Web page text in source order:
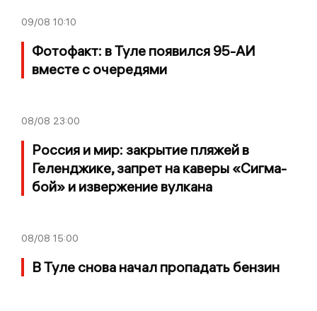
09/08 10:10
Фотофакт: в Туле появился 95-АИ
вместе с очередями
08/08 23:00
Россия и мир: закрытие пляжей в
Геленджике, запрет на каверы «Сигма-
бой» и извержение вулкана
08/08 15:00
В Туле снова начал пропадать бензин